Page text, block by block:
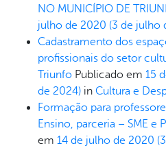
NO MUNICÍPIO DE
julho de 2020 (3 de julho
Cadastramento dos
profissionais do setor
Triunfo Publicado em 15
de 2024) in Cultura e
Formação para
Ensino, parceria – SME e
em 14 de julho de 2020